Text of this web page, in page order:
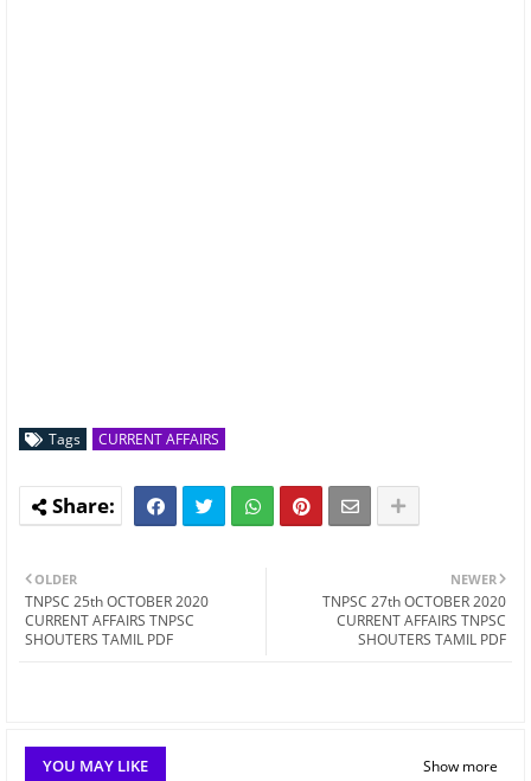
Tags CURRENT AFFAIRS
NEWER
TNPSC 27th OCTOBER 2020
CURRENT AFFAIRS TNPSC
SHOUTERS TAMIL PDF
OLDER
TNPSC 25th OCTOBER 2020
CURRENT AFFAIRS TNPSC
SHOUTERS TAMIL PDF
YOU MAY LIKE Show more